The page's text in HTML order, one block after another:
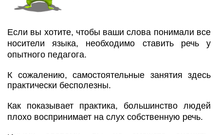
Если вы хотите, чтобы ваши слова понимали все
носители языка, необходимо ставить речь у
опытного педагога.
К сожалению, самостоятельные занятия здесь
практически бесполезны.
Как показывает практика, большинство людей
плохо воспринимает на слух собственную речь.